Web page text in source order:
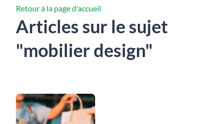
Retour à la page d'accueil
Articles sur le sujet
"mobilier design"